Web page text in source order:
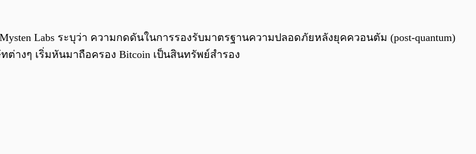
Labs ระบุว่า ความกดดันในการรองรับมาตรฐานความปลอดภัยหลังยุคควอนตัม (post-quantum)
ต่างๆ เริ่มหันมาถือครอง Bitcoin เป็นสินทรัพย์สำรอง